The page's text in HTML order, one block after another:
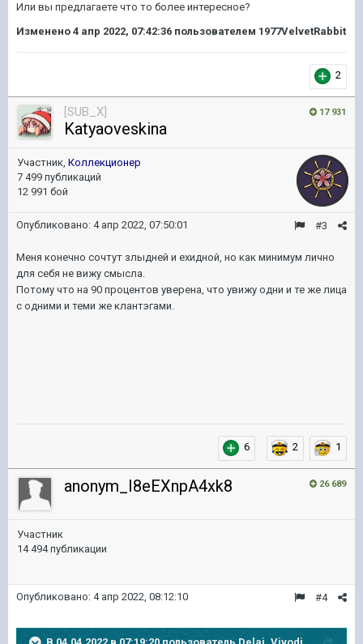
Или вы предлагаете что то более интересное?
Изменено 4 апр 2022, 07:42:36 пользователем 1977VelvetRabbit
2
17 931
[SUB_X]
Katyaoveskina
Участник, Коллекционер
7 499 публикаций
12 991 бой
#3
Опубликовано: 4 апр 2022, 07:50:01
Меня конечно сочтут злыдней и ехидной, но как минимум лично
для себя не вижу смысла.
Потому что на 90 процентов уверена, что увижу одни и те же лица
с одними и теми же клантэгами.
6 2 1
26 689
anonym_I8eEXnpA4xk8
Участник
14 494 публикации
#4
Опубликовано: 4 апр 2022, 08:12:10